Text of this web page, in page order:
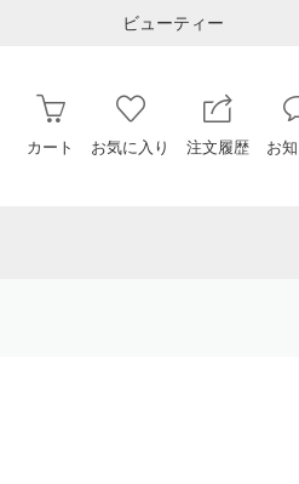
ビューティー
カート お気に入り 注文履歴 お